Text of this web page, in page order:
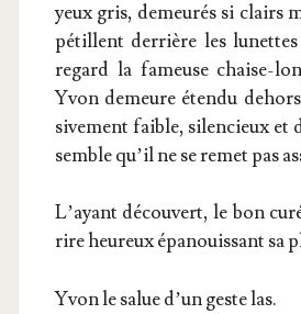
yeux gris, demeu­rés si clairs
pétillent der­rière les
regard la fameuse chaise-
Yvon demeure éten­du
si­ve­ment faible, silen­cieux et
semble qu’il ne se remet pas
L’ayant décou­vert, le bon
rire heu­reux épa­nouis­sant sa
Yvon le salue d’un geste las.